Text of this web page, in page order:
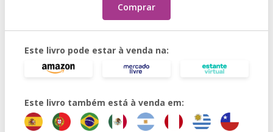
Comprar
Este livro pode estar à venda na:
Este livro também está à venda em: